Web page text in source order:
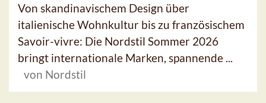
Von skandinavischem Design über
italienische Wohnkultur bis zu französischem
Savoir-vivre: Die Nordstil Sommer 2026
bringt internationale Marken, spannende ...
von Nordstil